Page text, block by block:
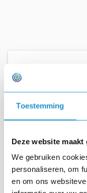
Toestemming
Deze website
We gebruiken
personaliseren, om
en om ons
"Een
fantastisch.